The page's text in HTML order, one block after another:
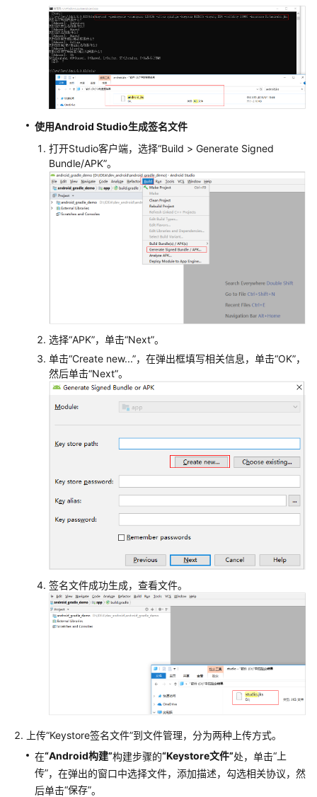
用
shell
命
令
构
建
构
建
Msbuild
构
构
建
Kotlin
构
言
构
建
App
构
建
GFortran
构
建
使用Android Studio生成签名文件
打开Studio客户端，选择“Build > Generate Signed
Bundle/APK”。
选择“APK”，单击“Next”。
单击“Create new...”，在弹出框填写相关信息，单击“OK”，
然后单击“Next”。
签名文件成功生成，查看文件。
上传“Keystore签名文件”到文件管理，分为两种上传方式。
在“Android构建”构建步骤的“Keystore文件”处，单击“上
传”，在弹出的窗口中选择文件，添加描述，勾选相关协议，然
后单击“保存”。